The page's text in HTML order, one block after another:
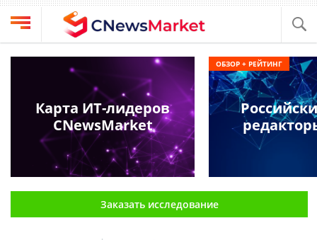
Выбрать
провайдера
Компании
обзоры
CNews
Конференции
Техника
Заказать исследование
Карта ИТ-лидеров
CNewsMarket
ОБЗОР + РЕЙТИНГ